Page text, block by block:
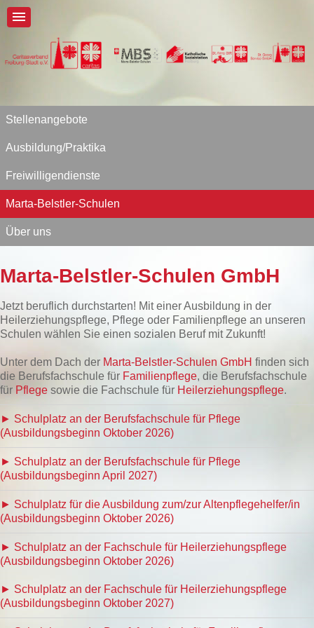
Stellenangebote
Ausbildung/Praktika
Freiwilligendienste
Marta-Belstler-Schulen
Über uns
Marta-Belstler-Schulen GmbH
Jetzt beruflich durchstarten! Mit einer Ausbildung in der
Heilerziehungspflege, Pflege oder Familienpflege an unseren
Schulen wählen Sie einen sozialen Beruf mit Zukunft!
Unter dem Dach der Marta-Belstler-Schulen GmbH finden sich
die Berufsfachschule für Familienpflege, die Berufsfachschule
für Pflege sowie die Fachschule für Heilerziehungspflege.
► Schulplatz an der Berufsfachschule für Pflege
(Ausbildungsbeginn Oktober 2026)
► Schulplatz an der Berufsfachschule für Pflege
(Ausbildungsbeginn April 2027)
► Schulplatz für die Ausbildung zum/zur Altenpflegehelfer/in
(Ausbildungsbeginn Oktober 2026)
► Schulplatz an der Fachschule für Heilerziehungspflege
(Ausbildungsbeginn Oktober 2026)
► Schulplatz an der Fachschule für Heilerziehungspflege
(Ausbildungsbeginn Oktober 2027)